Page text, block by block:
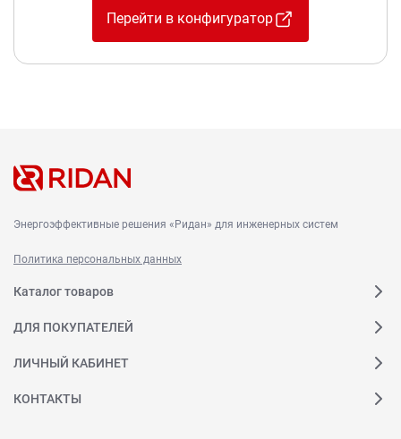
Перейти в конфигуратор
Энергоэффективные решения «Ридан» для инженерных систем
Политика персональных данных
Каталог товаров
ДЛЯ ПОКУПАТЕЛЕЙ
ЛИЧНЫЙ КАБИНЕТ
КОНТАКТЫ